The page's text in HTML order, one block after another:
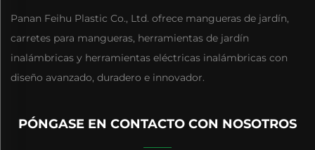
Panan Feihu Plastic Co., Ltd. ofrece mangueras de jardín,
carretes para mangueras, herramientas de jardín
inalámbricas y herramientas eléctricas inalámbricas con
diseño avanzado, duradero e innovador.
PÓNGASE EN CONTACTO CON NOSOTROS